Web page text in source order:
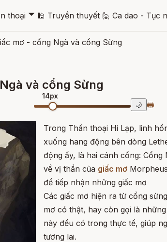
thoại 🞃 🕌 Truyền thuyết 🙋 Ca dao - Tục
mơ - cổng Ngà và cổng Sừng
và cổng Sừng
14px
🌙 🖶
Trong Thần thoại Hi Lạp, linh
xuống hang động bên dòng
động ấy, là hai cánh cổng:
về vị thần của giấc mơ
để tiếp nhận những giấc mơ
Các giấc mơ hiện ra từ cổng
mơ có thật, hay còn gọi là
này đều có trong thực tế, giúp
tương lai.